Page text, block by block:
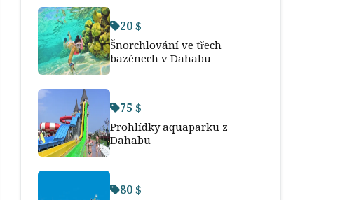
20 $
Šnorchlování ve třech
bazénech v Dahabu
75 $
Prohlídky aquaparku z
Dahabu
80 $